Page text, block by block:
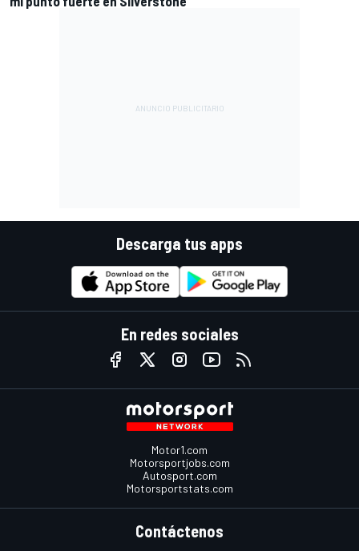
Descarga tus apps
En redes sociales
Motor1.com
Motorsportjobs.com
Autosport.com
Motorsportstats.com
Contáctenos